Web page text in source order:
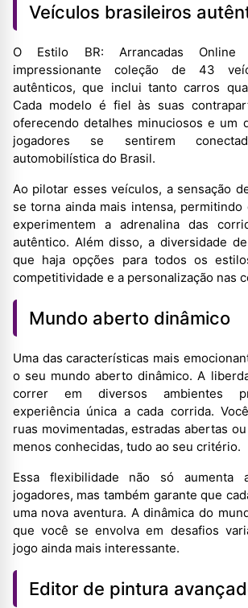
Veículos brasileiros
O Estilo BR: Arrancadas Online
impressionante coleção de 43
autênticos, que inclui tanto carros
Cada modelo é fiel às suas
oferecendo detalhes minuciosos e um
jogadores se sentirem
automobilística do Brasil.
Ao pilotar esses veículos, a sensação
se torna ainda mais intensa,
experimentem a adrenalina das
autêntico. Além disso, a diversidade
que haja opções para todos os
competitividade e a personalização nas
Mundo aberto dinâmico
Uma das características mais
o seu mundo aberto dinâmico. A
correr em diversos ambientes
experiência única a cada corrida.
ruas movimentadas, estradas abertas
menos conhecidas, tudo ao seu critério.
Essa flexibilidade não só aumenta
jogadores, mas também garante que
uma nova aventura. A dinâmica do
que você se envolva em desafios
jogo ainda mais interessante.
Editor de pintura